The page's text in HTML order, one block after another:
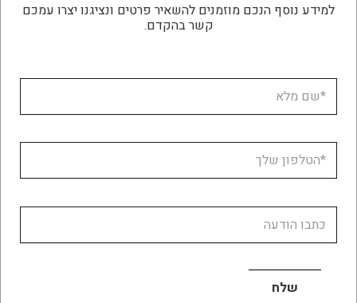
למידע נוסף הנכם מוזמנים להשאיר פרטים ונציגנו יצרו עמכם
קשר בהקדם.